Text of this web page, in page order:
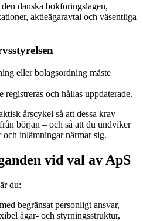
danska bokföringslagen,
aktieägaravtal och väsentliga
eller bolagsordning måste
registreras och hållas uppdaterade.
årscykel så att dessa krav
början – och så att du undviker
och inlämningar närmar sig.
vid val av ApS
du:
begränsat personligt ansvar,
ägar- och styrningsstruktur,